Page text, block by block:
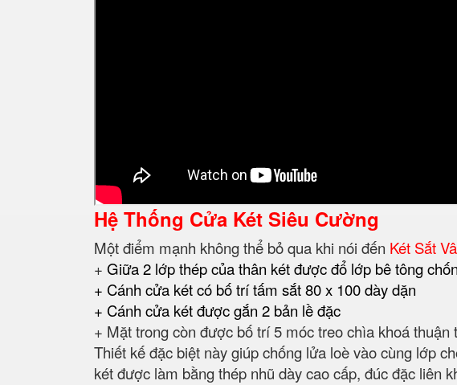
Hệ Thống Cửa Két Siêu Cường
Một điểm mạnh không thể bỏ qua khi nói đến Két Sắt
+ Giữa 2 lớp thép của thân két được đổ lớp bê tông
+ Cánh cửa két có bố trí tấm sắt 80 x 100 dày dặn
+ Cánh cửa két được gắn 2 bản lề đặc
+ Mặt trong còn được bố trí 5 móc treo chìa khoá
Thiết kế đặc biệt này giúp chống lửa loè vào cùng lớp
két được làm bằng thép nhũ dày cao cấp, đúc đặc liên